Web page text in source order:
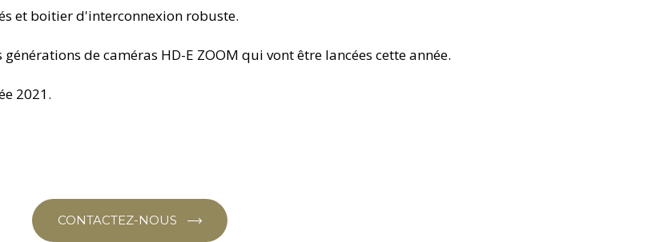
et boitier d'interconnexion robuste.
de caméras HD-E ZOOM qui vont être lancées cette année.
2021.
CONTACTEZ-NOUS